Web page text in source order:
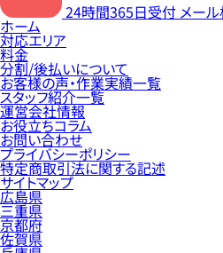
24時間365日受付 メー
ホーム
対応エリア
料金
分割/後払いについて
お客様の声・作業実績一覧
スタッフ紹介一覧
運営会社情報
お役立ちコラム
お問い合わせ
プライバシーポリシー
特定商取引法に関する記述
サイトマップ
広島県
三重県
京都府
佐賀県